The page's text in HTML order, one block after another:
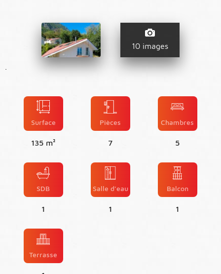
10 images
Surface
135 m²
Pièces
7
Chambres
5
SDB
1
Salle d’eau
1
Balcon
1
Terrasse